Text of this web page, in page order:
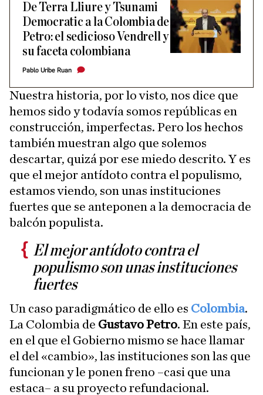
De Terra Lliure y Tsunami
Democratic a la Colombia de
Petro: el sedicioso Vendrell y
su faceta colombiana
Pablo Uribe Ruan
Nuestra historia, por lo visto, nos dice que
hemos sido y todavía somos repúblicas en
construcción, imperfectas. Pero los hechos
también muestran algo que solemos
descartar, quizá por ese miedo descrito. Y es
que el mejor antídoto contra el populismo,
estamos viendo, son unas instituciones
fuertes que se anteponen a la democracia de
balcón populista.
El mejor antídoto contra el
populismo son unas instituciones
fuertes
Un caso paradigmático de ello es Colombia.
La Colombia de Gustavo Petro. En este país,
en el que el Gobierno mismo se hace llamar
el del «cambio», las instituciones son las que
funcionan y le ponen freno –casi que una
estaca– a su proyecto refundacional.